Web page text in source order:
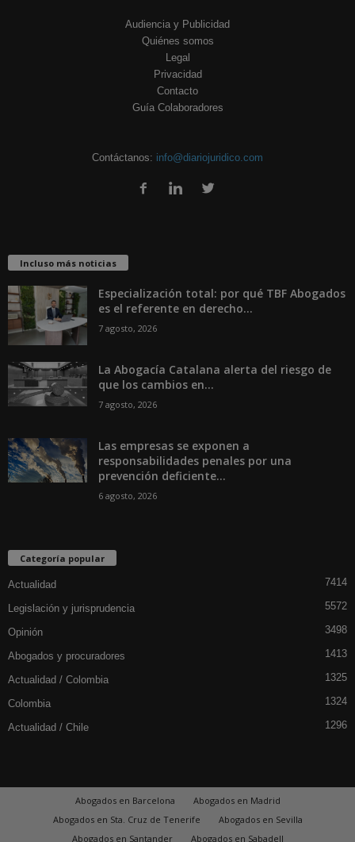
Audiencia y Publicidad
Quiénes somos
Legal
Privacidad
Contacto
Guía Colaboradores
Contáctanos: info@diariojuridico.com
Incluso más noticias
Especialización total: por qué TBF Abogados
es el referente en derecho...
7 agosto, 2026
La Abogacía Catalana alerta del riesgo de
que los cambios en...
7 agosto, 2026
Las empresas se exponen a
responsabilidades penales por una
prevención deficiente...
6 agosto, 2026
Categoría popular
Actualidad 7414
Legislación y jurisprudencia 5572
Opinión 3498
Abogados y procuradores 1413
Actualidad / Colombia 1325
Colombia 1324
Actualidad / Chile 1296
Abogados en Barcelona
Abogados en Madrid
Abogados en Sta. Cruz de Tenerife
Abogados en Sevilla
Abogados en Santander
Abogados en Sabadell